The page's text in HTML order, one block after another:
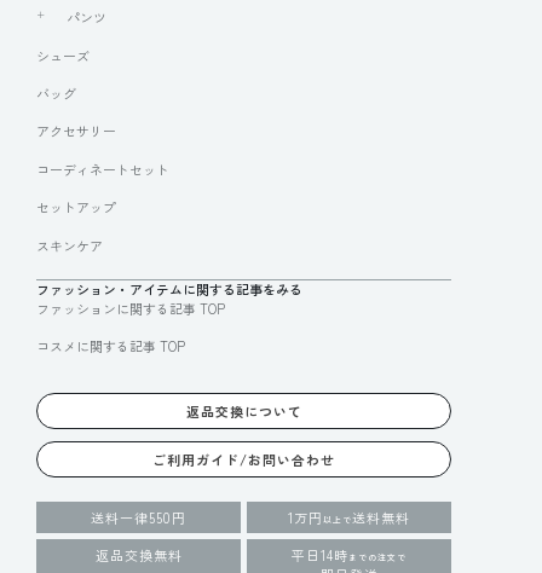
パンツ
シューズ
バッグ
アクセサリー
コーディネートセット
セットアップ
スキンケア
ファッション・アイテムに関する記事をみる
ファッションに関する記事 TOP
コスメに関する記事 TOP
返品交換について
ご利用ガイド/お問い合わせ
送料一律550円 1万円 以上で送料無料
返品交換無料
平日14時 までの注文で